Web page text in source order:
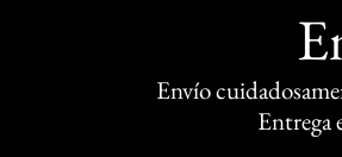
Envío
Entrega